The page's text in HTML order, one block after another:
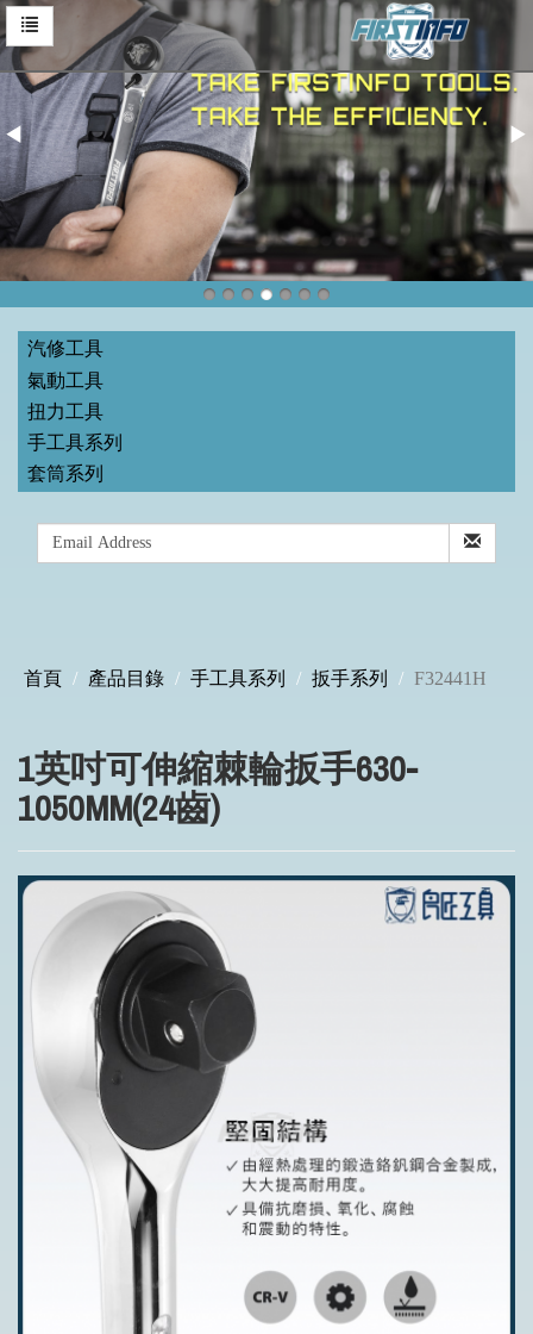
汽修工具
氣動工具
扭力工具
手工具系列
套筒系列
首頁 產品目錄 手工具系列 扳手系列 F32441H
1英吋可伸縮棘輪扳手630-
1050MM(24齒)